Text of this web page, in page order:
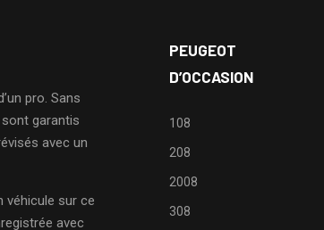
pro. Sans
garantis
avec un
véhicule sur ce
avec
PEUGEOT
D’OCCASION
108
208
2008
308